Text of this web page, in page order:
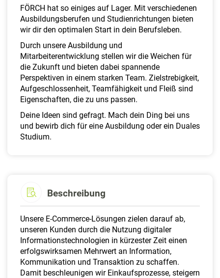
FÖRCH hat so einiges auf Lager. Mit verschiedenen
Ausbildungsberufen und Studienrichtungen bieten
wir dir den optimalen Start in dein Berufsleben.
Durch unsere Ausbildung und
Mitarbeiterentwicklung stellen wir die Weichen für
die Zukunft und bieten dabei spannende
Perspektiven in einem starken Team. Zielstrebigkeit,
Aufgeschlossenheit, Teamfähigkeit und Fleiß sind
Eigenschaften, die zu uns passen.
Deine Ideen sind gefragt. Mach dein Ding bei uns
und bewirb dich für eine Ausbildung oder ein Duales
Studium.
Beschreibung
Unsere E-Commerce-Lösungen zielen darauf ab,
unseren Kunden durch die Nutzung digitaler
Informationstechnologien in kürzester Zeit einen
erfolgswirksamen Mehrwert an Information,
Kommunikation und Transaktion zu schaffen.
Damit beschleunigen wir Einkaufsprozesse, steigern